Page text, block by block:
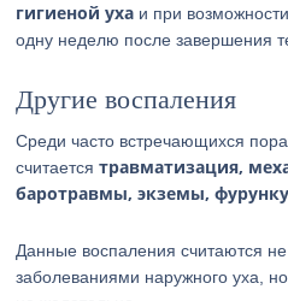
гигиеной уха и при
одну неделю после завершения
Другие воспаления
Среди часто встречающихся
считаетсятравматизация,
баротравмы, экземы,
Данные воспаления считаются
заболеваниями наружного уха,